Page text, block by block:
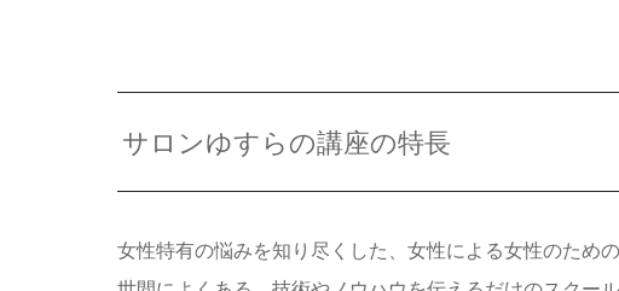
サロンゆすらの講座の特長
女性特有の悩みを知り尽くした、女性による女性のための